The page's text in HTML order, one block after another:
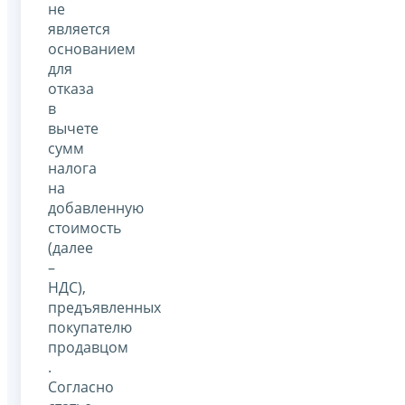
не
является
основанием
для
отказа
в
вычете
сумм
налога
на
добавленную
стоимость
(далее
–
НДС),
предъявленных
покупателю
продавцом
.
Согласно